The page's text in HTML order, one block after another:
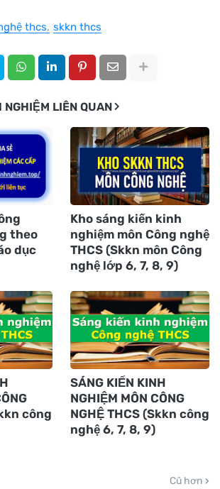
thcs skkn thcs
NGHIỆM LIÊN QUAN
theo
dục
Kho sáng kiến kinh
nghiệm môn Công nghệ
THCS (Skkn môn Công
nghệ lớp 6, 7, 8, 9)
công
SÁNG KIẾN KINH
NGHIỆM MÔN CÔNG
NGHỆ THCS (Skkn công
nghệ 6, 7, 8, 9)
Cũ hơn